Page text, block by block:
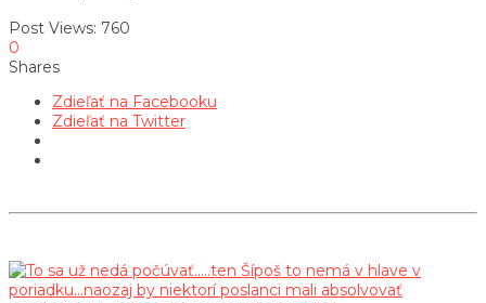
Post Views: 760
0
Shares
Zdieľať na Facebooku
Zdieľať na Twitter